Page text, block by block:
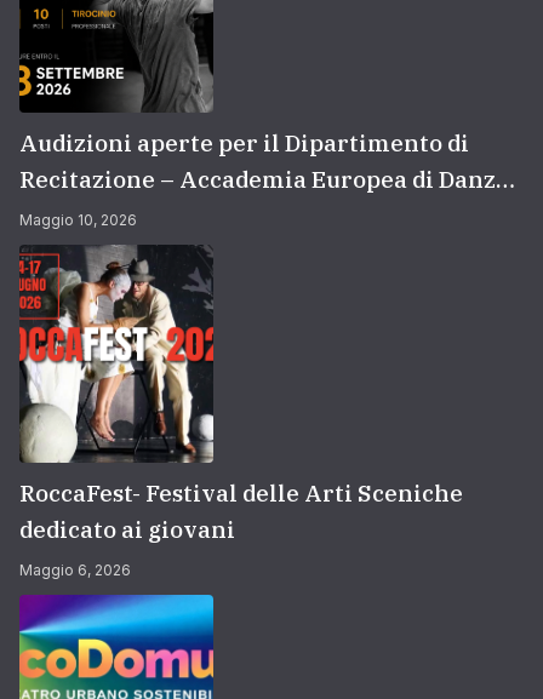
Audizioni aperte per il Dipartimento di
Recitazione – Accademia Europea di Danza
(2026/2027) | Scuola di recitazione a Roma
Maggio 10, 2026
RoccaFest- Festival delle Arti Sceniche
dedicato ai giovani
Maggio 6, 2026